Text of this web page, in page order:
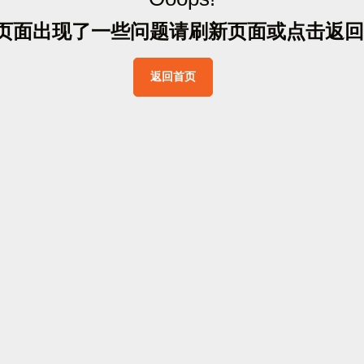
面出现了一些问题请刷新页面或点击返 回
返回首页